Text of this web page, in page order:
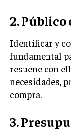
TALENTOS
2. Público
Identificar y
fundamental
resuene con
necesidades,
compra.
3.